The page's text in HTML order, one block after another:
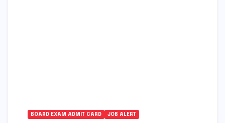
BOARD EXAM ADMIT CARD JOB ALERT